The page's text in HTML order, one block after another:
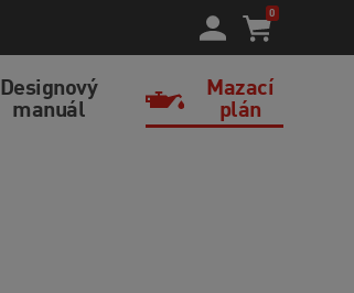
0
Designový
manuál
Mazací
plán